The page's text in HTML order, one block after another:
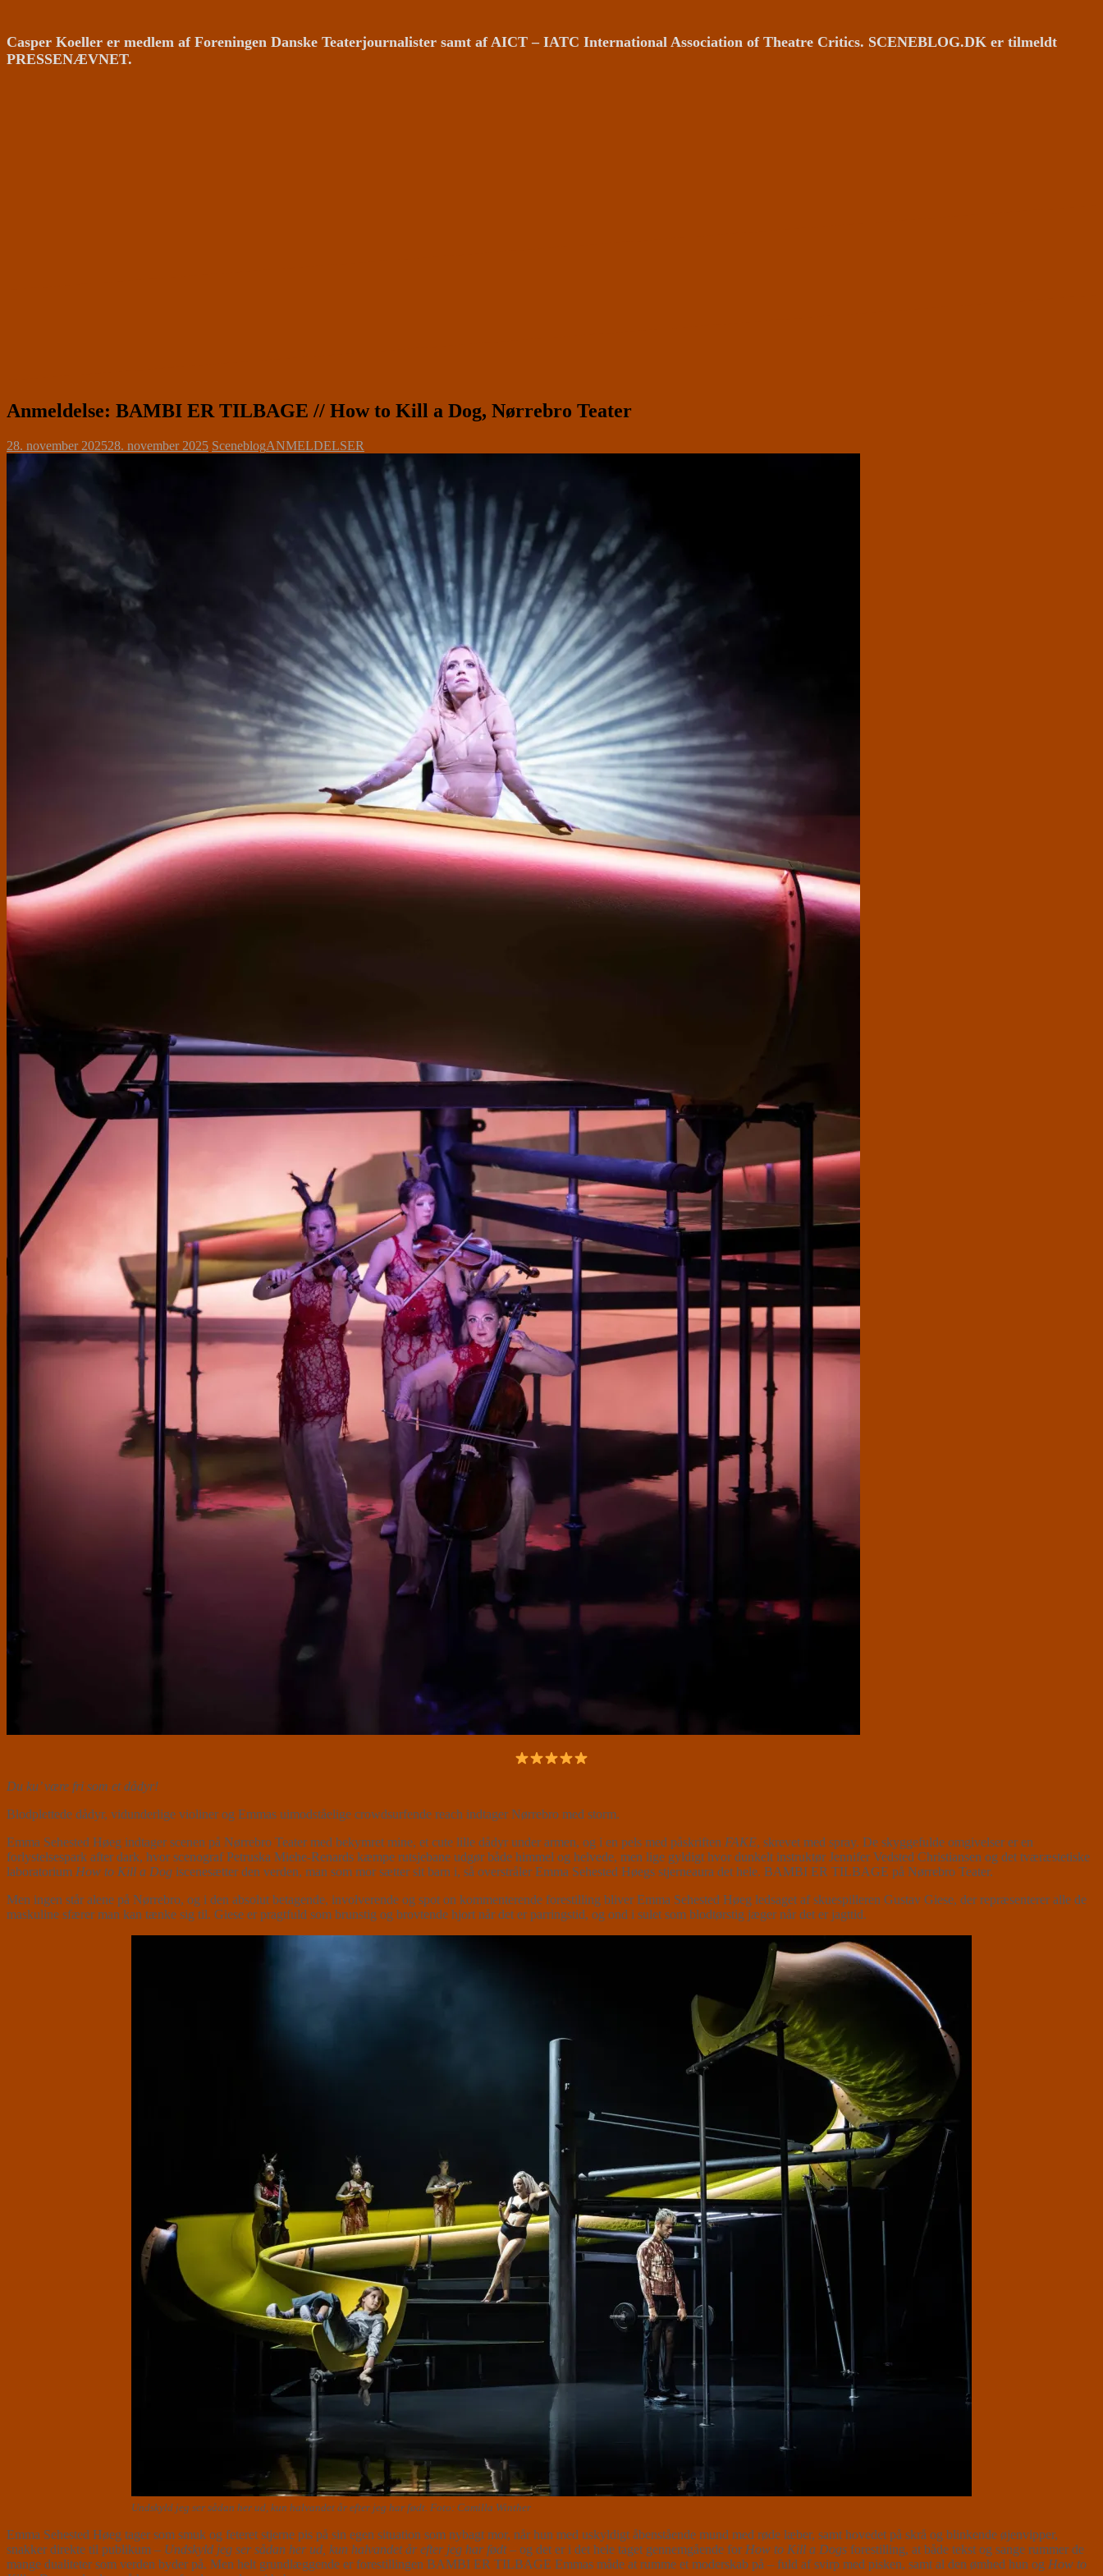
Casper Koeller er medlem af Foreningen Danske Teaterjournalister samt af AICT – IATC International Association of Theatre Critics. SCENEBLOG.DK er tilmeldt
PRESSENÆVNET.
Anmeldelse: BAMBI ER TILBAGE // How to Kill a Dog, Nørrebro Teater
28. november 202528. november 2025 SceneblogANMELDELSER
Du ku’ være fri som et dådyr!
Blodplettede dådyr, vidunderlige violiner og Emmas uimodståelige crowdsurfende reach indtager Nørrebro med storm.
Emma Sehested Høeg indtager scenen på Nørrebro Teater med bekymret mine, et cute lille dådyr under armen, og i en pels med påskriften FAKE, skrevet med spray. De skyggefulde omgivelser er en
forlystelsespark after dark, hvor scenograf Petruska Miehe-Renards kæmpe rutsjebane udgør både himmel og helvede, men lige gyldigt hvor dunkelt instruktør Jennifer Vedsted Christiansen og det tværæstetiske
laboratorium How to Kill a Dog iscenesætter den verden, man som mor sætter sit barn i, så overstråler Emma Sehested Høegs stjerneaura det hele. BAMBI ER TILBAGE på Nørrebro Teater.
Men ingen står alene på Nørrebro, og i den absolut betagende, involverende og spot on kommenterende forestilling bliver Emma Sehested Høeg ledsaget af skuespilleren Gustav Giese, der repræsenterer alle de
maskuline sfærer man kan tænke sig til. Giese er pragtfuld som brunstig og brovtende hjort når det er parringstid, og ond i sulet som blodtørstig jæger når det er jagttid.
Undskyld jeg ser sådan her ud, kun halvandet år efter jeg har født. Foto: Camilla Winther
Emma Sehested Høeg tager som smuk og feteret stjerne pis på sin egen situation som nybagt mor, når hun med uskyldigt åbenstående mund med røde læber, samt hovedet på skrå og blinkende øjenvipper,
snakker direkte til publikum – Undskyld jeg ser sådan her ud, kun halvandet år efter jeg har født– og det er i det hele taget gennemgående for How to Kill a Dogs forestilling, at både tekst og sange rummer de
mange dualiteter som verden byder på. Men helt grundlæggende er forestillingen BAMBI ER TILBAGE Emmas måde at rumme et moderskab på – fuld af svirp med pisken, samt al den ømhed hun og How to